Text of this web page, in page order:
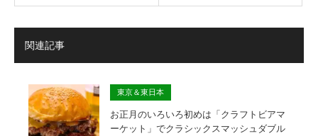
関連記事
東京＆東日本
お正月のいろいろ初めは「クラフトビアマ
ーケット」でクラシックスマッシュダブル